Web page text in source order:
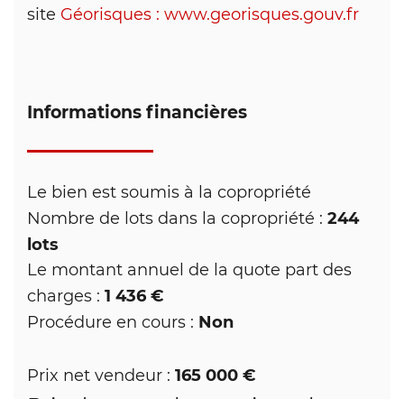
site Géorisques : www.georisques.gouv.fr
Informations financières
Le bien est soumis à la copropriété
Nombre de lots dans la copropriété : 244
lots
Le montant annuel de la quote part des
charges : 1 436 €
Procédure en cours : Non
Prix net vendeur : 165 000 €